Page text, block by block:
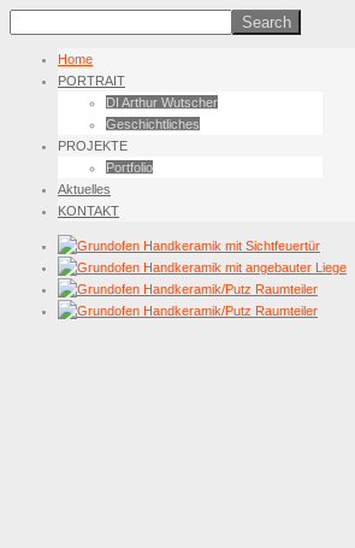
Home
PORTRAIT
DI Arthur Wutscher
Geschichtliches
PROJEKTE
Portfolio
Aktuelles
KONTAKT